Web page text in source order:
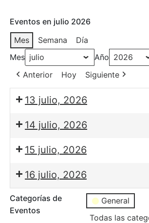
Eventos en julio 2026
Mes
Semana
Día
Mes
Año
Anterior
Hoy Siguiente
13 julio, 2026
14 julio, 2026
15 julio, 2026
16 julio, 2026
Categorías de
Eventos
General
Todas las